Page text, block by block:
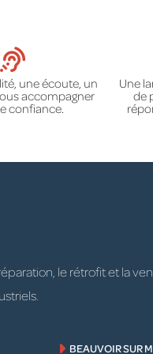
une écoute, un
accompagner
confiance.
Une
de
le rétrofit et la
BEAUVOIR SUR